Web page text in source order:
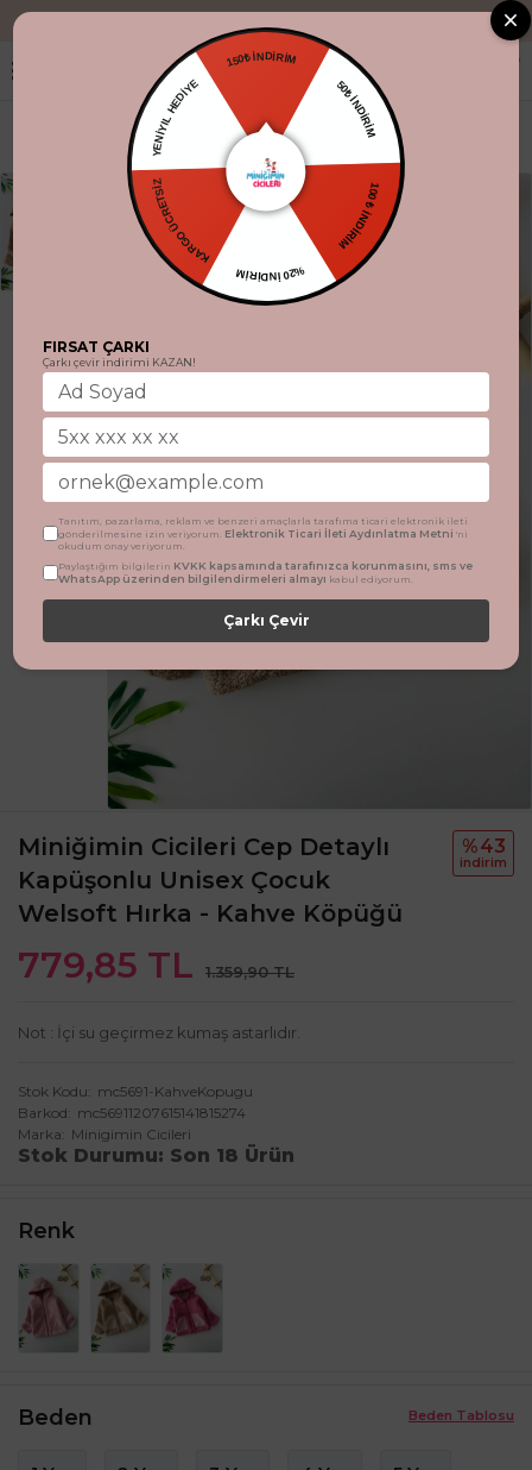
"Aynı gün
Miniğimin Cicileri Cep Detaylı
Kapüşonlu Unisex Çocuk
Welsoft Hırka - Kahve Köpüğü
779,85 TL 1.359,90 TL
%43
i̇ndi̇ri̇m
Not : İçi su geçirmez kumaş astarlıdır.
Stok Kodu
mc5691-KahveKopugu
Barkod
mc56911207615141815274
Marka
Minigimin Cicileri
Stok Durumu Son 18 Ürün
Renk
Beden Tablosu
Beden
150₺ İNDİRİM
50₺ İNDİRİM
100 ₺ İNDİRİM
%20 İNDİRİM
KARGO ÜCRETSİZ
YENİYIL HEDİYE
FIRSAT ÇARKI
Çarkı çevir indirimi KAZAN!
Tanıtım, pazarlama, reklam ve benzeri amaçlarla tarafıma ticari elektronik ileti
gönderilmesine izin veriyorum. Elektronik Ticari İleti Aydınlatma Metni 'ni
okudum onay veriyorum.
Paylaştığım bilgilerin KVKK kapsamında tarafınızca korunmasını, sms ve
WhatsApp üzerinden bilgilendirmeleri almayı kabul ediyorum.
Çarkı Çevir